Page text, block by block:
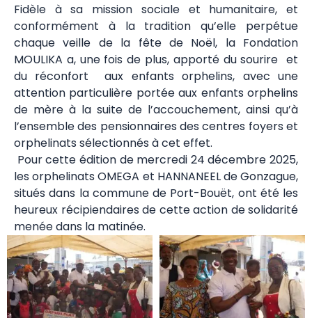
Fidèle à sa mission sociale et humanitaire, et
conformément à la tradition qu’elle perpétue
chaque veille de la fête de Noël, la Fondation
MOULIKA a, une fois de plus, apporté du sourire et
du réconfort aux enfants orphelins, avec une
attention particulière portée aux enfants orphelins
de mère à la suite de l’accouchement, ainsi qu’à
l’ensemble des pensionnaires des centres foyers et
orphelinats sélectionnés à cet effet.
Pour cette édition de mercredi 24 décembre 2025,
les orphelinats OMEGA et HANNANEEL de Gonzague,
situés dans la commune de Port-Bouët, ont été les
heureux récipiendaires de cette action de solidarité
menée dans la matinée.